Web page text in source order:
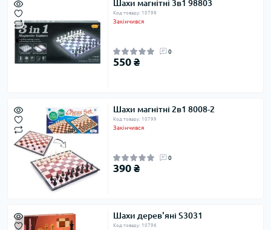
Шахи магнітні 3в1 98803
Код товару: 10798
Закінчився
0
550 ₴
Шахи магнітні 2в1 8008-2
Код товару: 10799
Закінчився
0
390 ₴
Шахи дерев'яні S3031
Код товару: 10796